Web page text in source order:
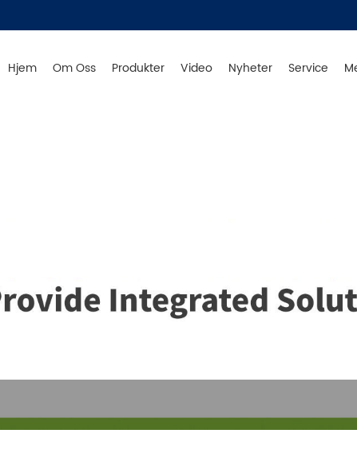
Hjem Om Oss Produkter Video Nyheter Service
Produkter